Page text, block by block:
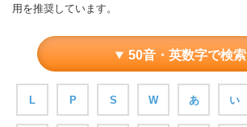
用を推奨しています。
50音・英数字で検索
L P S W あ い